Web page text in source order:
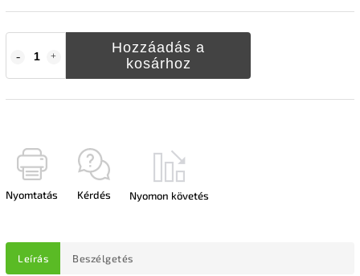
Hozzáadás a
kosárhoz
Nyomtatás Kérdés Nyomon követés
Leírás Beszélgetés